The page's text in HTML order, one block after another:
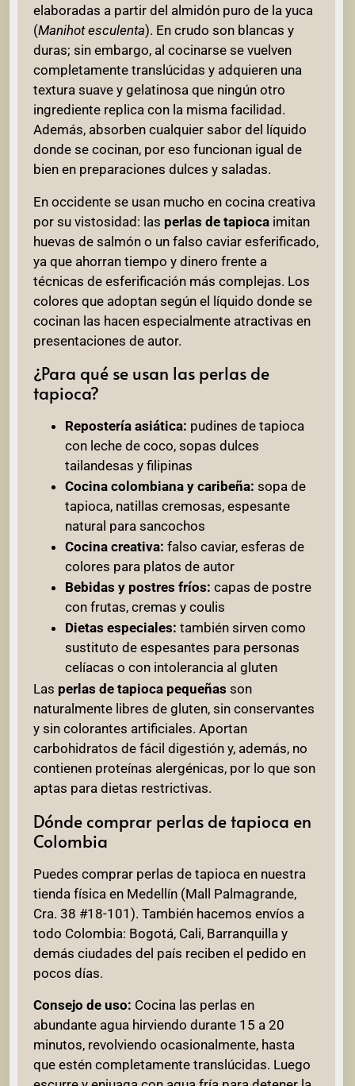
elaboradas a partir del almidón puro de la yuca
(Manihot esculenta). En crudo son blancas y
duras; sin embargo, al cocinarse se vuelven
completamente translúcidas y adquieren una
textura suave y gelatinosa que ningún otro
ingrediente replica con la misma facilidad.
Además, absorben cualquier sabor del líquido
donde se cocinan, por eso funcionan igual de
bien en preparaciones dulces y saladas.
En occidente se usan mucho en cocina creativa
por su vistosidad: las perlas de tapioca imitan
huevas de salmón o un falso caviar esferificado,
ya que ahorran tiempo y dinero frente a
técnicas de esferificación más complejas. Los
colores que adoptan según el líquido donde se
cocinan las hacen especialmente atractivas en
presentaciones de autor.
¿Para qué se usan las perlas de
tapioca?
Repostería asiática: pudines de tapioca
con leche de coco, sopas dulces
tailandesas y filipinas
Cocina colombiana y caribeña: sopa de
tapioca, natillas cremosas, espesante
natural para sancochos
Cocina creativa: falso caviar, esferas de
colores para platos de autor
Bebidas y postres fríos: capas de postre
con frutas, cremas y coulis
Dietas especiales: también sirven como
sustituto de espesantes para personas
celíacas o con intolerancia al gluten
Las perlas de tapioca pequeñas son
naturalmente libres de gluten, sin conservantes
y sin colorantes artificiales. Aportan
carbohidratos de fácil digestión y, además, no
contienen proteínas alergénicas, por lo que son
aptas para dietas restrictivas.
Dónde comprar perlas de tapioca en
Colombia
Puedes comprar perlas de tapioca en nuestra
tienda física en Medellín (Mall Palmagrande,
Cra. 38 #18-101). También hacemos envíos a
todo Colombia: Bogotá, Cali, Barranquilla y
demás ciudades del país reciben el pedido en
pocos días.
Consejo de uso: Cocina las perlas en
abundante agua hirviendo durante 15 a 20
minutos, revolviendo ocasionalmente, hasta
que estén completamente translúcidas. Luego